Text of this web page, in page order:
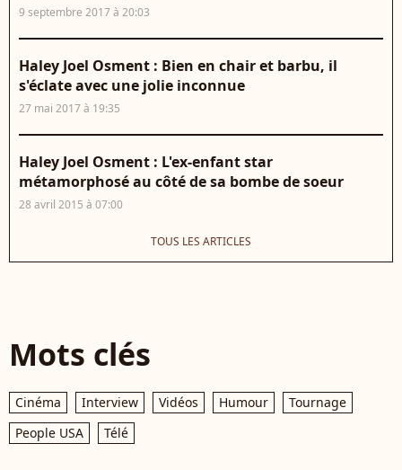
9 septembre 2017 à 20:03
Haley Joel Osment : Bien en chair et barbu, il
s'éclate avec une jolie inconnue
27 mai 2017 à 19:35
Haley Joel Osment : L'ex-enfant star
métamorphosé au côté de sa bombe de soeur
28 avril 2015 à 07:00
TOUS LES ARTICLES
Mots clés
Cinéma Interview Vidéos Humour
Tournage
People USA
Télé